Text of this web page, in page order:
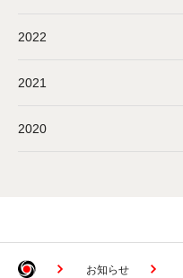
2022
2021
2020
お知らせ